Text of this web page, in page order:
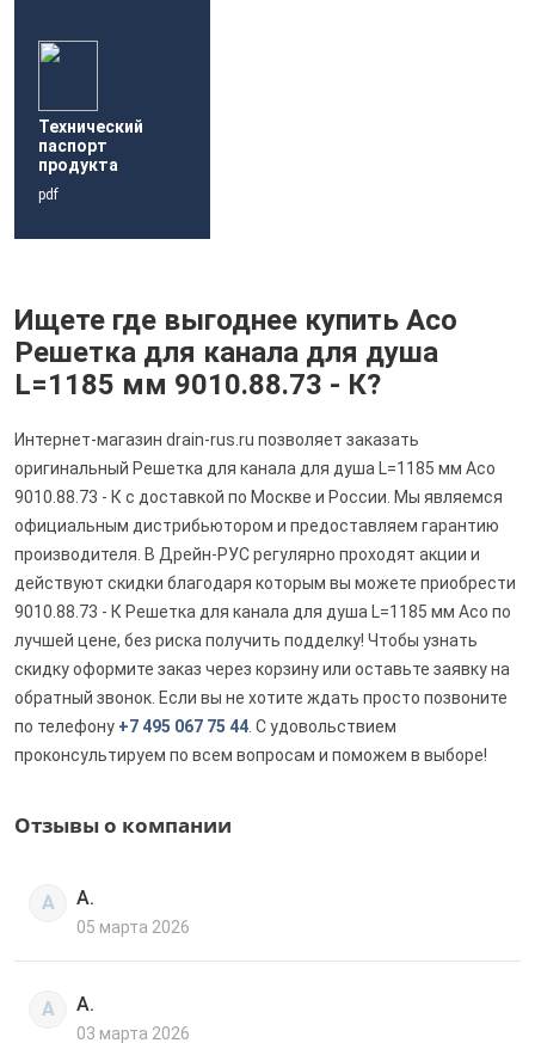
Технический
паспорт
продукта
pdf
Ищете где выгоднее купить Aco
Решетка для канала для душа
L=1185 мм 9010.88.73 - К?
Интернет-магазин drain-rus.ru позволяет заказать
оригинальный Решетка для канала для душа L=1185 мм Aco
9010.88.73 - К с доставкой по Москве и России. Мы являемся
официальным дистрибьютором и предоставляем гарантию
производителя. В Дрейн-РУС регулярно проходят акции и
действуют скидки благодаря которым вы можете приобрести
9010.88.73 - К Решетка для канала для душа L=1185 мм Aco по
лучшей цене, без риска получить подделку! Чтобы узнать
скидку оформите заказ через корзину или оставьте заявку на
обратный звонок. Если вы не хотите ждать просто позвоните
по телефону +7 495 067 75 44 . С удовольствием
проконсультируем по всем вопросам и поможем в выборе!
Отзывы о компании
А А.
05 марта 2026
А А.
03 марта 2026